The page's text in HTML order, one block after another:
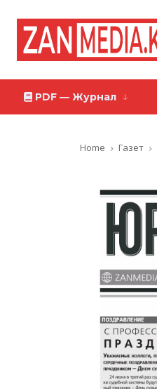
PDF — Журнал
Home Газет